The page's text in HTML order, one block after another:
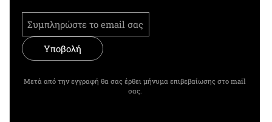
Υποβολή
Μετά από την εγγραφή θα σας έρθει μήνυμα επιβεβαίωσης στο mail
σας.